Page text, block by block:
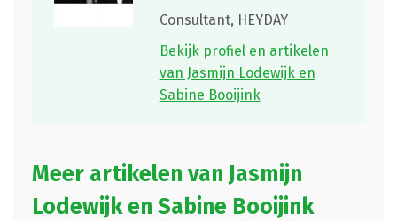
Consultant, HEYDAY
Bekijk profiel en artikelen
van Jasmijn Lodewijk en
Sabine Booijink
Meer artikelen van Jasmijn
Lodewijk en Sabine Booijink